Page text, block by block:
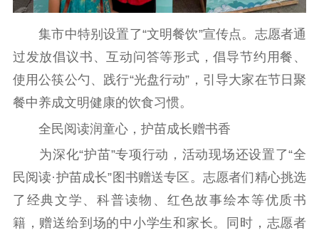
集市中特别设置了“文明餐饮”宣传点。志愿者通
过发放倡议书、互动问答等形式，倡导节约用餐、
使用公筷公勺、践行“光盘行动”，引导大家在节日聚
餐中养成文明健康的饮食习惯。
全民阅读润童心，护苗成长赠书香
为深化“护苗”专项行动，活动现场还设置了“全
民阅读·护苗成长”图书赠送专区。志愿者们精心挑选
了经典文学、科普读物、红色故事绘本等优质书
籍，赠送给到场的中小学生和家长。同时，志愿者